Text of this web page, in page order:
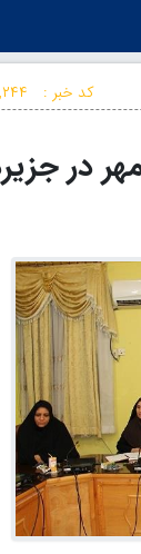
کد خبر :